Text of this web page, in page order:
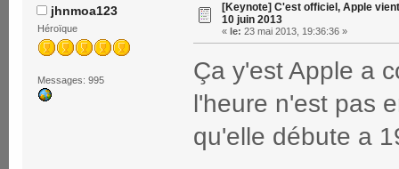
jhnmoa123
Héroïque
Messages: 995
[Keynote] C'est officiel, Apple
10 juin 2013
« le: 23 mai 2013, 19:36:36 »
Ça y'est Apple a
l'heure n'est pas
qu'elle débute a